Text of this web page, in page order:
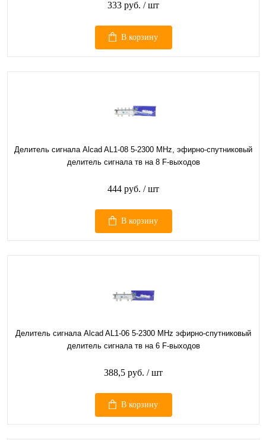
333 руб. / шт
В корзину
Делитель сигнала Alcad AL1-08 5-2300 MHz, эфирно-спутниковый
делитель сигнала тв на 8 F-выходов
444 руб. / шт
В корзину
Делитель сигнала Alcad AL1-06 5-2300 MHz эфирно-спутниковый
делитель сигнала тв на 6 F-выходов
388,5 руб. / шт
В корзину